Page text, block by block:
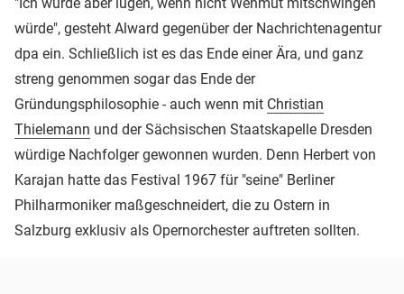
würde", gesteht Alward gegenüber der Nachrichtenagentur
dpa ein. Schließlich ist es das Ende einer Ära, und ganz
streng genommen sogar das Ende der
Gründungsphilosophie - auch wenn mit Christian
Thielemann und der Sächsischen Staatskapelle Dresden
würdige Nachfolger gewonnen wurden. Denn Herbert von
Karajan hatte das Festival 1967 für "seine" Berliner
Philharmoniker maßgeschneidert, die zu Ostern in
Salzburg exklusiv als Opernorchester auftreten sollten.